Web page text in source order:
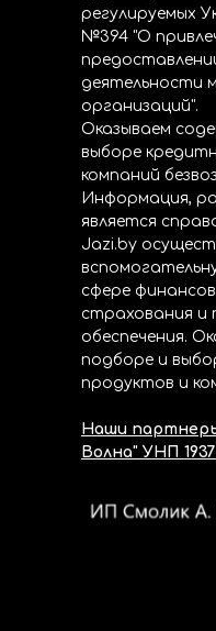
регулируемых
№394 "О
деятельности
организаций".
Оказываем
выборе
компаний
Информация,
является
Jazi.by
сфере
страхования и
обеспечения.
подборе и
продуктов и
Наши
Волна" УНП